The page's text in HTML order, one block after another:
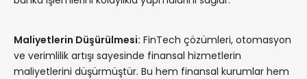
Maliyetlerin Düşürülmesi: FinTech çözümleri, otomasyon
ve verimlilik artışı sayesinde finansal hizmetlerin
maliyetlerini düşürmüştür. Bu hem finansal kurumlar hem